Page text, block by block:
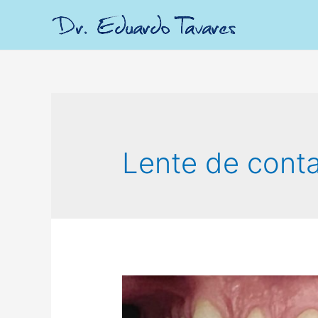
Lente de